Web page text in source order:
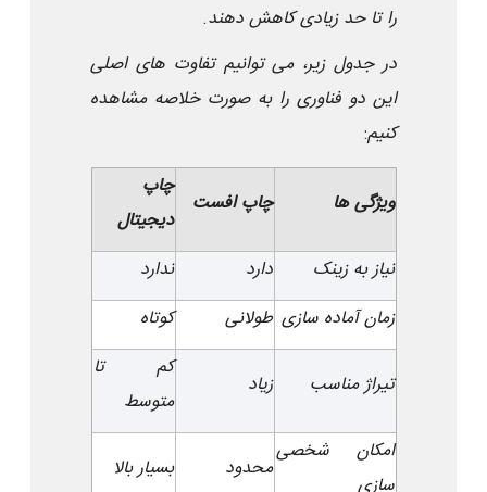
را تا حد زیادی کاهش دهند.
در جدول زیر، می توانیم تفاوت های اصلی
این دو فناوری را به صورت خلاصه مشاهده
کنیم:
ویژگی ها چاپ افست
چاپ
دیجیتال
نیاز به زینک
دارد
ندارد
زمان آماده سازی طولانی کوتاه
تیراژ مناسب زیاد
کم تا
متوسط
امکان شخصی
محدود بسیار بالا